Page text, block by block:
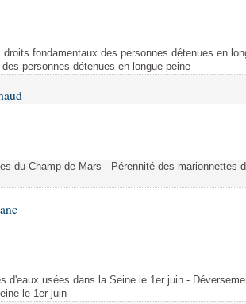
fondamentaux des personnes détenues en
personnes détenues en longue peine
du Champ-de-Mars - Pérennité des marionnettes
d'eaux usées dans la Seine le 1er juin -
le 1er juin